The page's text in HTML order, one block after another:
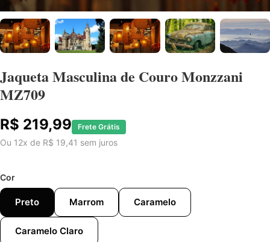
Jaqueta Masculina de Couro Monzzani
MZ709
R$ 219,99 Frete Grátis
Ou 12x de R$ 19,41 sem juros
Cor
Preto Marrom Caramelo
Caramelo Claro